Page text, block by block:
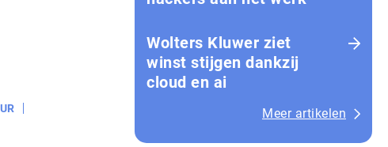
Wolters Kluwer ziet
winst stijgen dankzij
cloud en ai
Meer artikelen